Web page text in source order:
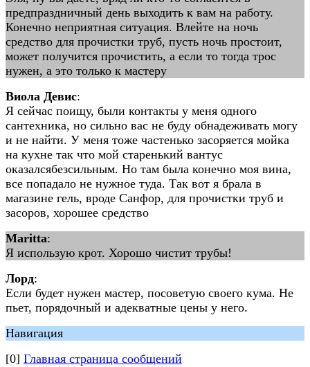
предпраздничный день выходить к вам на работу.
Конечно неприятная ситуация. Влейте на ночь
средство для прочистки труб, пусть ночь простоит,
может получится прочистить, а если то тогда трос
нужен, а это только к мастеру
Виола Девис:
Я сейчас поищу, были контакты у меня одного
сантехника, но сильно вас не буду обнадеживать могу
и не найти. У меня тоже частенько засоряется мойка
на кухне так что мой старенький вантус
оказалсябезсильным. Но там была конечно моя вина,
все попадало не нужное туда. Так вот я брала в
магазине гель, вроде Санфор, для прочистки труб и
засоров, хорошее средство
Maritta:
Я использую крот. Хорошо чистит трубы!
Лорд:
Если будет нужен мастер, посоветую своего кума. Не
пьет, порядочный и адекватные цены у него.
Навигация
[0] Главная страница сообщений